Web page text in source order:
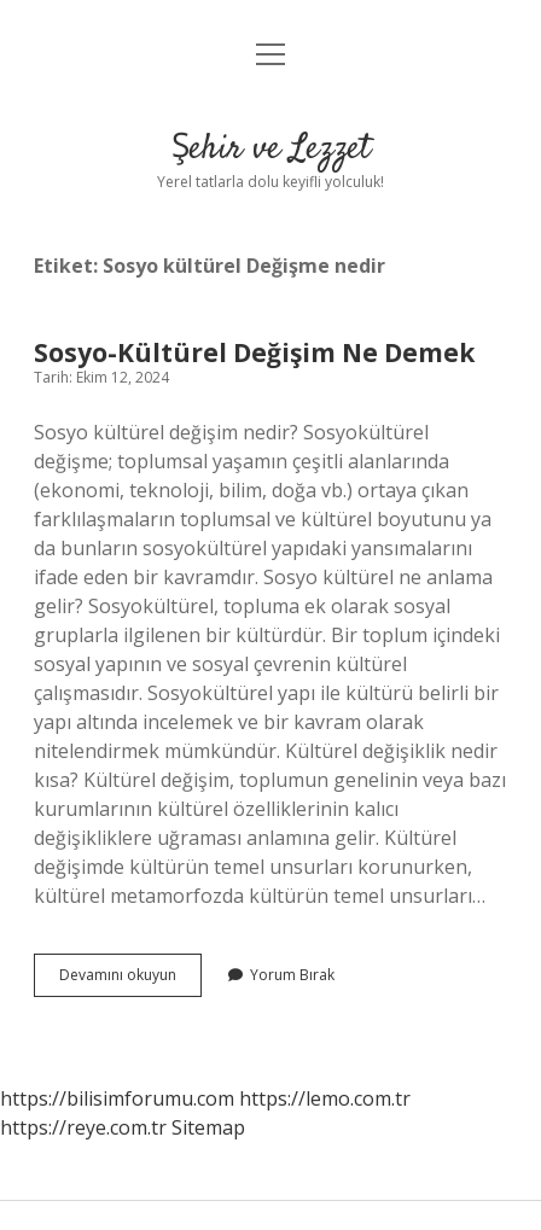
Anasayfa
Yasal Uyarı
menüyü
Şehir ve Lezzet
Yerel tatlarla dolu keyifli yolculuk!
Etiket: Sosyo kültürel Değişme nedir
Sosyo-Kültürel Değişim Ne Demek
Tarih: Ekim 12, 2024
Sosyo kültürel değişim nedir? Sosyokültürel
değişme; toplumsal yaşamın çeşitli alanlarında
(ekonomi, teknoloji, bilim, doğa vb.) ortaya çıkan
farklılaşmaların toplumsal ve kültürel boyutunu ya
da bunların sosyokültürel yapıdaki yansımalarını
ifade eden bir kavramdır. Sosyo kültürel ne anlama
gelir? Sosyokültürel, topluma ek olarak sosyal
gruplarla ilgilenen bir kültürdür. Bir toplum içindeki
sosyal yapının ve sosyal çevrenin kültürel
çalışmasıdır. Sosyokültürel yapı ile kültürü belirli bir
yapı altında incelemek ve bir kavram olarak
nitelendirmek mümkündür. Kültürel değişiklik nedir
kısa? Kültürel değişim, toplumun genelinin veya bazı
kurumlarının kültürel özelliklerinin kalıcı
değişikliklere uğraması anlamına gelir. Kültürel
değişimde kültürün temel unsurları korunurken,
kültürel metamorfozda kültürün temel unsurları…
Devamını okuyun
Kültürel
Yorum Bırak
https://bilisimforumu.com https://lemo.com.tr
https://reye.com.trSitemap